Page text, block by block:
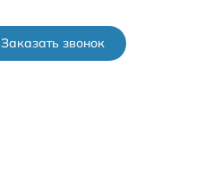
Заказать звонок